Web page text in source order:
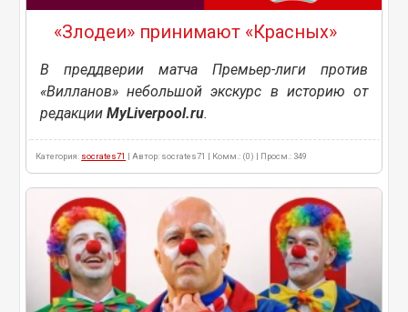
«Злодеи» принимают «Красных»
В преддверии матча Премьер-лиги против
«Вилланов» небольшой экскурс в историю от
редакцииMyLiverpool.ru.
Категория: socrates71 | Автор: socrates71 | Комм.: (0) | Просм.: 349